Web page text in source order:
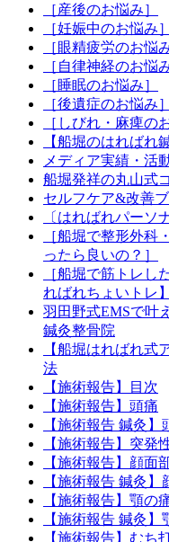
［産後のお悩み］
［妊娠中のお悩み］
［眼精疲労のお悩み
［自律神経のお悩み
［睡眠のお悩み］
［後遺症のお悩み］
［しびれ・麻痺の
【船堀のはればれ
メディア実績・活
船堀発祥の丸山式
セルフケア&改善
〔はればれパーソ
［船堀で整形外科
ったら良いの？］
［船堀で筋トレし
ればれちょいトレ】
羽田野式EMSで叶
鍼灸整骨院
【船堀はればれ式
法
【施術報告】目次
【施術報告】頭痛
【施術報告 鍼灸】
【施術報告】突発
【施術報告】顔面
【施術報告 鍼灸
【施術報告】顎の
【施術報告 鍼灸】
【施術報告】むち